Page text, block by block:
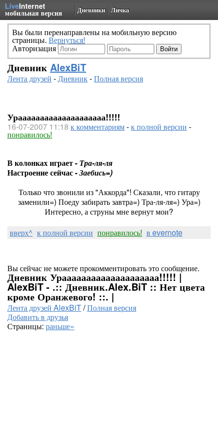
LiveInternet
мобильная версия Дневники Личка
Вы были перенаправлены на мобильную версию
страницы. Вернуться!
Авторизация
Дневник AlexBiT
Лента друзей -Дневник-Полная версия
Ураааааааааааааааааааа!!!!!
16-07-2007 11:18 к комментариям-к полной версии -
понравилось!
В колонках играет - Тра-ля-ля
Настроение сейчас -Заебись=)
Только что звонили из "Аккорда"! Сказали, что гитару
заменили=) Поеду забирать завтра=) Тра-ля-ля=) Ура=)
Интересно, а струны мне вернут мои?
вверх^ к полной версии понравилось! в evernote
Вы сейчас не можете прокомментировать это сообщение.
Дневник Ураааааааааааааааааааа!!!!! |
AlexBiT - .:: Дневник.Alex.BiT :: Нет цвета
кроме Оранжевого! ::. |
Лента друзей AlexBiT/Полная версия
Добавить в друзья
Страницы: раньше»